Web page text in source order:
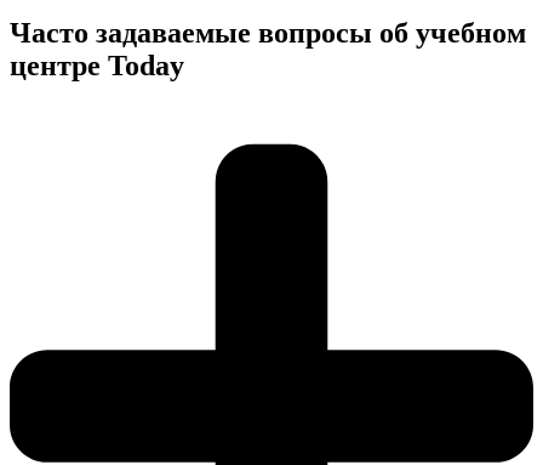
Часто задаваемые вопросы об учебном
центре Today